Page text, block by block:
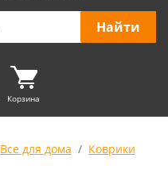
Корзина
Все для дома
Коврики